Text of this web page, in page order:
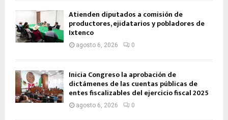
Atienden diputados a comisión de
productores, ejidatarios y pobladores de
Ixtenco
agosto 6, 2026 0
Inicia Congreso la aprobación de
dictámenes de las cuentas públicas de
entes fiscalizables del ejercicio fiscal 2025
agosto 6, 2026 0